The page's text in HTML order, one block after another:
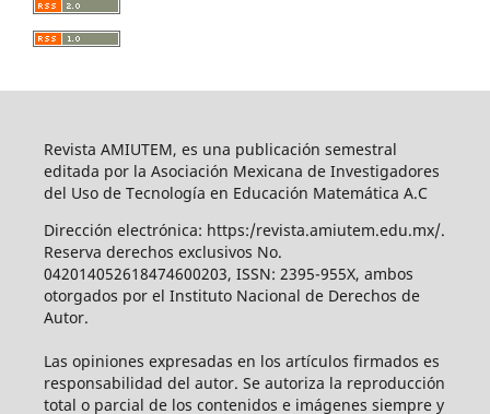
Revista AMIUTEM, es una publicación semestral
editada por la Asociación Mexicana de Investigadores
del Uso de Tecnología en Educación Matemática A.C
Dirección electrónica: https:/revista.amiutem.edu.mx/.
Reserva derechos exclusivos No.
042014052618474600203, ISSN: 2395-955X, ambos
otorgados por el Instituto Nacional de Derechos de
Autor.
Las opiniones expresadas en los artículos firmados es
responsabilidad del autor. Se autoriza la reproducción
total o parcial de los contenidos e imágenes siempre y